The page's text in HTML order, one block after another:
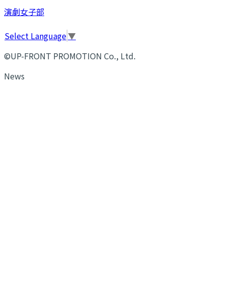
演劇女子部
Select Language▼
©UP-FRONT PROMOTION Co., Ltd.
News